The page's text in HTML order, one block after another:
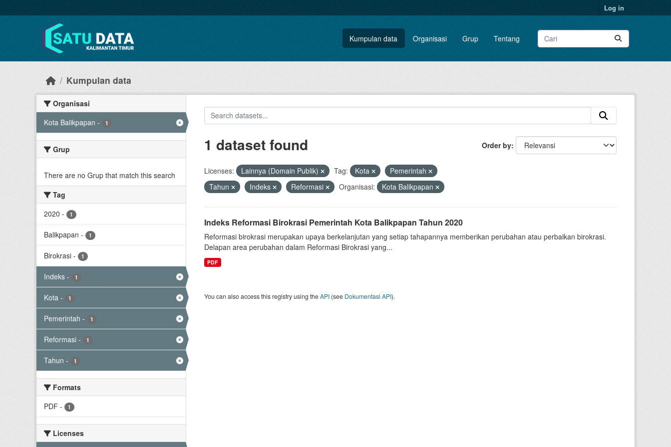
Log in
Kumpulan data Organisasi Grup Tentang
Kumpulan data
Organisasi
Kota Balikpapan - 1
Grup
There are no Grup that match this search
Tag
2020 - 1
Balikpapan - 1
Birokrasi - 1
Indeks - 1
Kota - 1
Pemerintah - 1
Reformasi - 1
Tahun - 1
Formats
PDF - 1
Licenses
Order by
1 dataset found
Licenses: Lainnya (Domain Publik) Tag: Kota
Pemerintah
Tahun
Indeks Reformasi Organisasi: Kota Balikpapan
Indeks Reformasi Birokrasi Pemerintah Kota Balikpapan Tahun 2020
Reformasi birokrasi merupakan upaya berkelanjutan yang setiap tahapannya memberikan perubahan atau perbaikan birokrasi.
Delapan area perubahan dalam Reformasi Birokrasi yang...
PDF
You can also access this registry using theAPI(see Dokumentasi API).